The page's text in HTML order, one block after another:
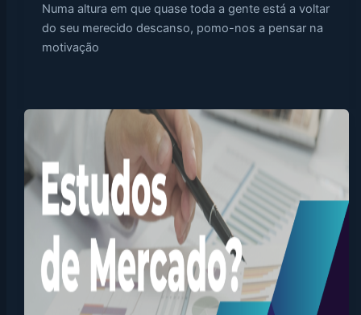
Numa altura em que quase toda a gente está a voltar
do seu merecido descanso, pomo-nos a pensar na
motivação